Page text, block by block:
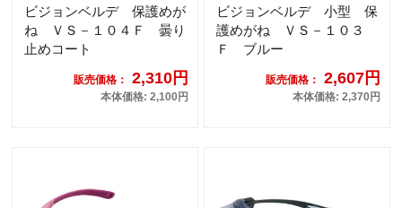
ビジョンベルデ 保護めが
ね ＶＳ－１０４Ｆ 曇り
止めコート
販売価格： 2,310円
本体価格: 2,100円
ビジョンベルデ 小型 保
護めがね ＶＳ－１０３
Ｆ ブルー
販売価格： 2,607円
本体価格: 2,370円